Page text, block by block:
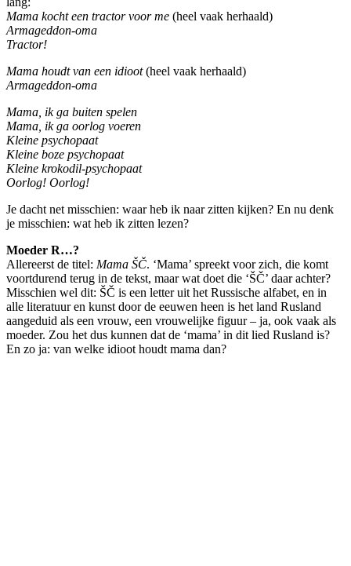
Mama kocht een tractor voor me (heel vaak herhaald)
Armageddon-oma
Tractor!
Mama houdt van een idioot(heel vaak herhaald)
Armageddon-oma
Mama, ik ga buiten spelen
Mama, ik ga oorlog voeren
Kleine psychopaat
Kleine boze psychopaat
Kleine krokodil-psychopaat
Oorlog! Oorlog!
Je dacht net misschien: waar heb ik naar zitten kijken? En nu denk
je misschien: wat heb ik zitten lezen?
Moeder R…?
Allereerst de titel: Mama ŠČ. ‘Mama’ spreekt voor zich, die komt
voortdurend terug in de tekst, maar wat doet die ‘ŠČ’ daar achter?
Misschien wel dit: ŠČ is een letter uit het Russische alfabet, en in
alle literatuur en kunst door de eeuwen heen is het land Rusland
aangeduid als een vrouw, een vrouwelijke figuur – ja, ook vaak als
moeder. Zou het dus kunnen dat de ‘mama’ in dit lied Rusland is?
En zo ja: van welke idioot houdt mama dan?